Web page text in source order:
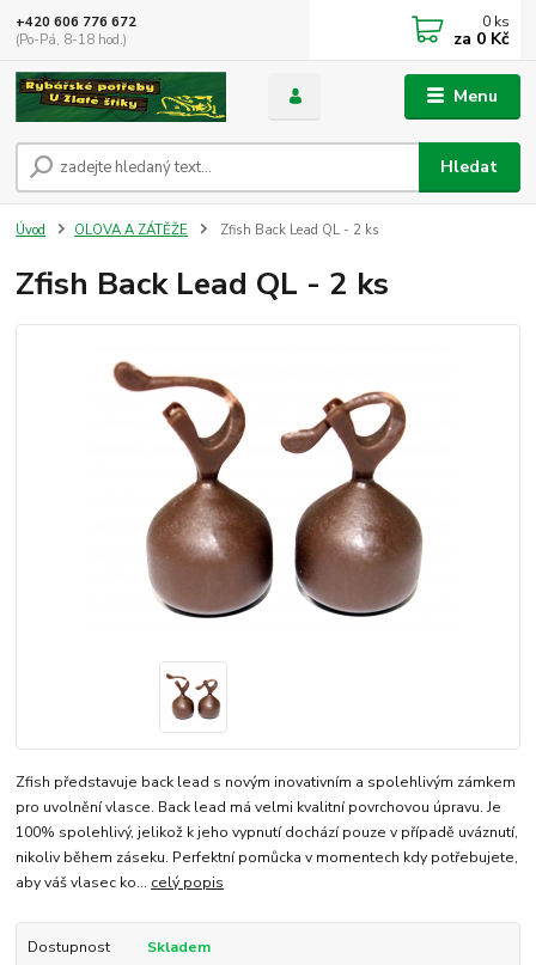
Menu
Hledat
+420 606 776 672
(Po-Pá, 8-18 hod.)
0 ks
za 0 Kč
Úvod OLOVA A ZÁTĚŽE Zfish Back Lead QL - 2 ks
Zfish Back Lead QL - 2 ks
Zfish představuje back lead s novým inovativním a spolehlivým zámkem
pro uvolnění vlasce. Back lead má velmi kvalitní povrchovou úpravu. Je
100% spolehlivý, jelikož k jeho vypnutí dochází pouze v případě uváznutí,
nikoliv během záseku. Perfektní pomůcka v momentech kdy potřebujete,
aby váš vlasec ko... celý popis
Dostupnost
Skladem